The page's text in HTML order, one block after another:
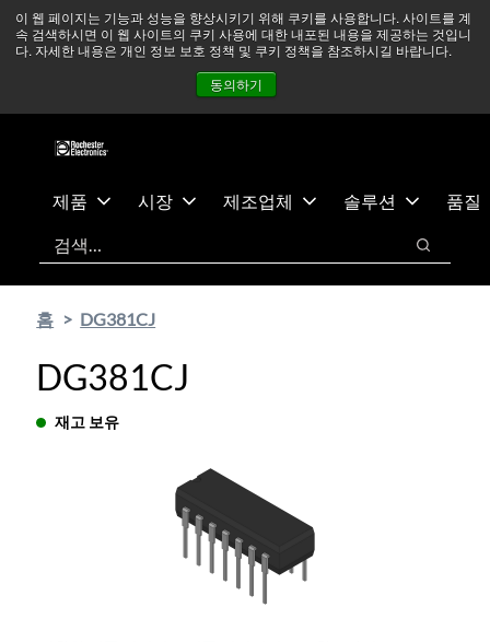
이 웹 페이지는 기능과 성능을 향상시키기 위해 쿠키를 사용합니다. 사이트를 계
속 검색하시면 이 웹 사이트의 쿠키 사용에 대한 내포된 내용을 제공하는 것입니
다. 자세한 내용은 개인 정보 보호 정책 및 쿠키 정책을 참조하시길 바랍니다.
동의하기
츠
건
중동 지역 상황을 지속적으로 주시하고 있으며, 모든 서비스는
정상적으로 운영되고 있습니다. 더 읽어보기 →
뉴스
문의하기
제품 시장 제조업체 솔루션
품질
검색
검색
홈 DG381CJ
DG381CJ
재고 보유